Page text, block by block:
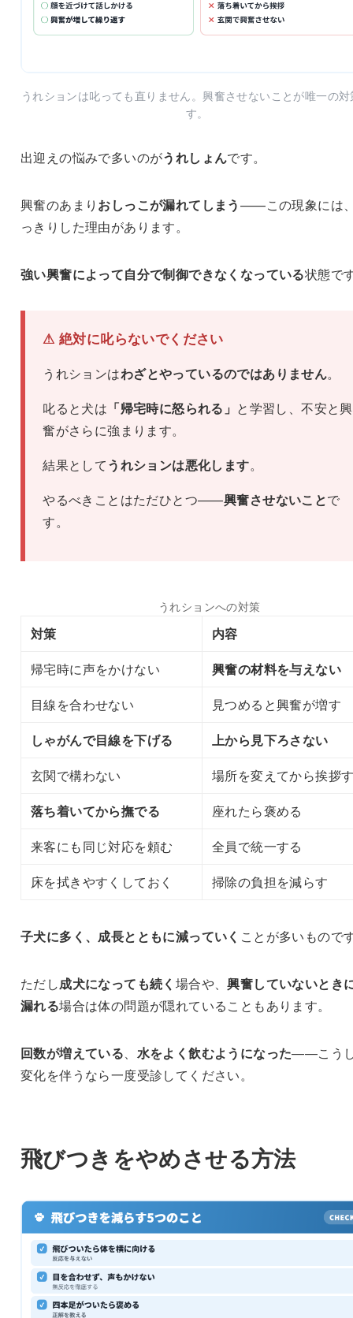
うれションは叱っても直りません。興奮させないことが唯一の
す。
出迎えの悩みで多いのがうれしょんです。
興奮のあまり おしっこが漏れてしまう——この現象には
っきりした理由があります。
強い興奮によって自分で制御できなくなっている状態で
⚠ 絶対に叱らないでください
うれションはわざとやっているのではありません。
叱ると犬は 「帰宅時に怒られる」 と学習し、不安と興
奮がさらに強まります。
結果としてうれションは悪化します。
やるべきことはただひとつ——興奮させないことで
す。
うれションへの対策
対策
内容
帰宅時に声をかけない
興奮の材料を与えない
目線を合わせない
見つめると興奮が増す
しゃがんで目線を下げる
上から見下ろさない
玄関で構わない
場所を変えてから挨拶
落ち着いてから撫でる
座れたら褒める
来客にも同じ対応を頼む
全員で統一する
床を拭きやすくしておく
掃除の負担を減らす
子犬に多く、成長とともに減っていく ことが多いもので
ただし成犬になっても続く 場合や、興奮していないとき
漏れる場合は体の問題が隠れていることもあります。
回数が増えている 水をよく飲むようになった——こう
変化を伴うなら一度受診してください。
飛びつきをやめさせる方法